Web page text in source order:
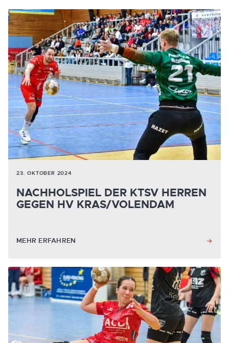
23. OKTOBER 2024
NACHHOLSPIEL DER KTSV HERREN
GEGEN HV KRAS/VOLENDAM
MEHR ERFAHREN